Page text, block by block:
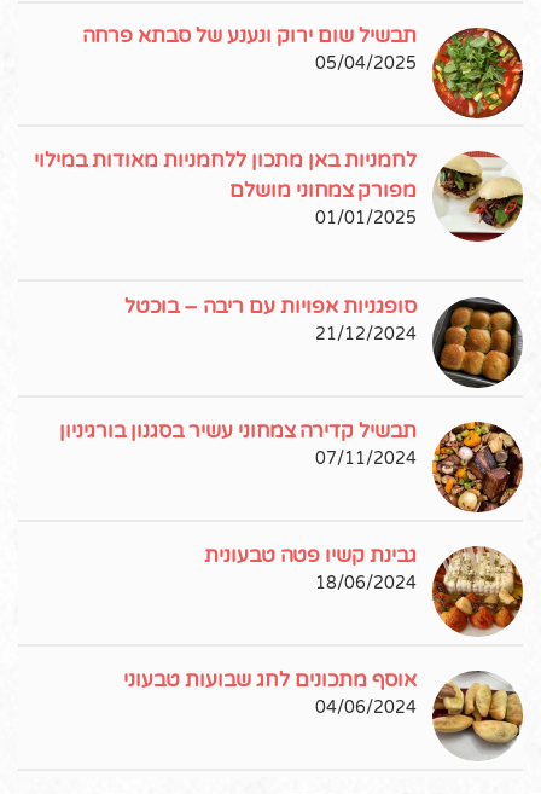
תבשיל שום ירוק ונענע של סבתא פרחה
05/04/2025
לחמניות באן מתכון ללחמניות מאודות במילוי
מפורק צמחוני מושלם
01/01/2025
סופגניות אפויות עם ריבה – בוכטל
21/12/2024
תבשיל קדירה צמחוני עשיר בסגנון בורגיניון
07/11/2024
גבינת קשיו פטה טבעונית
18/06/2024
אוסף מתכונים לחג שבועות טבעוני
04/06/2024